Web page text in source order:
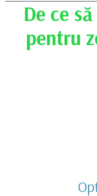
De ce
pentru